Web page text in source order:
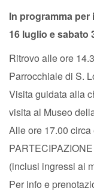
In programma
16 luglio e sabato
Ritrovo alle ore
Parrocchiale di S.
Visita guidata alla
visita al Museo
Alle ore 17.00
(inclusi ingressi ai
Per info e